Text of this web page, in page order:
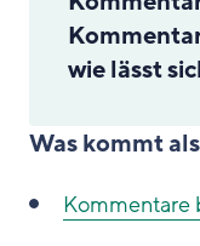
wie lässt
Was kommt
Kommentare